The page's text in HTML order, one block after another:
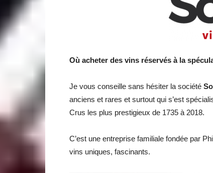
Où acheter des vins réservés à la
Je vous conseille sans hésiter la société
anciens et rares et surtout qui s’est
Crus les plus prestigieux de 1735 à 2018.
C’est une entreprise familiale fondée par
vins uniques, fascinants.